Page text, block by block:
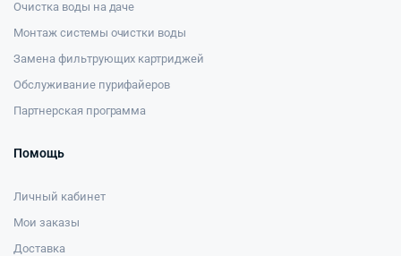
Очистка воды на даче
Монтаж системы очистки воды
Замена фильтрующих картриджей
Обслуживание пурифайеров
Партнерская программа
Помощь
Личный кабинет
Мои заказы
Доставка